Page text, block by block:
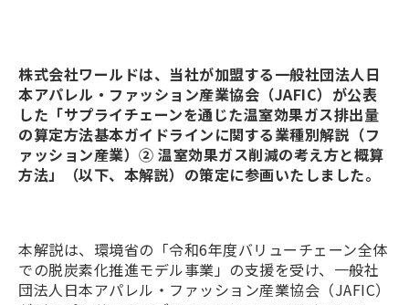
株式会社ワールドは、当社が加盟する一般社団法人日
本アパレル・ファッション産業協会（JAFIC）が公表
した「サプライチェーンを通じた温室効果ガス排出量
の算定方法基本ガイドラインに関する業種別解説（フ
ァッション産業）② 温室効果ガス削減の考え方と概算
方法」（以下、本解説）の策定に参画いたしました。
本解説は、環境省の「令和6年度バリューチェーン全体
での脱炭素化推進モデル事業」の支援を受け、一般社
団法人日本アパレル・ファッション産業協会（JAFIC）